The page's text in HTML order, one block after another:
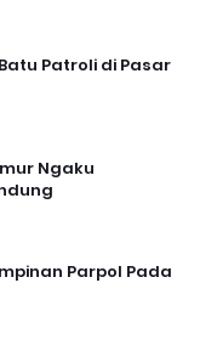
Patroli di Pasar
Ngaku
Parpol Pada